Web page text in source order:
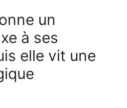
un
à ses
elle vit une